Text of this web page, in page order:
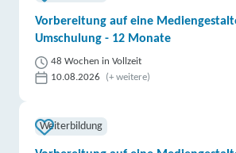
Vorbereitung auf eine
Umschulung - 12 Monate
48 Wochen in Vollzeit
10.08.2026
(+ weitere)
Weiterbildung